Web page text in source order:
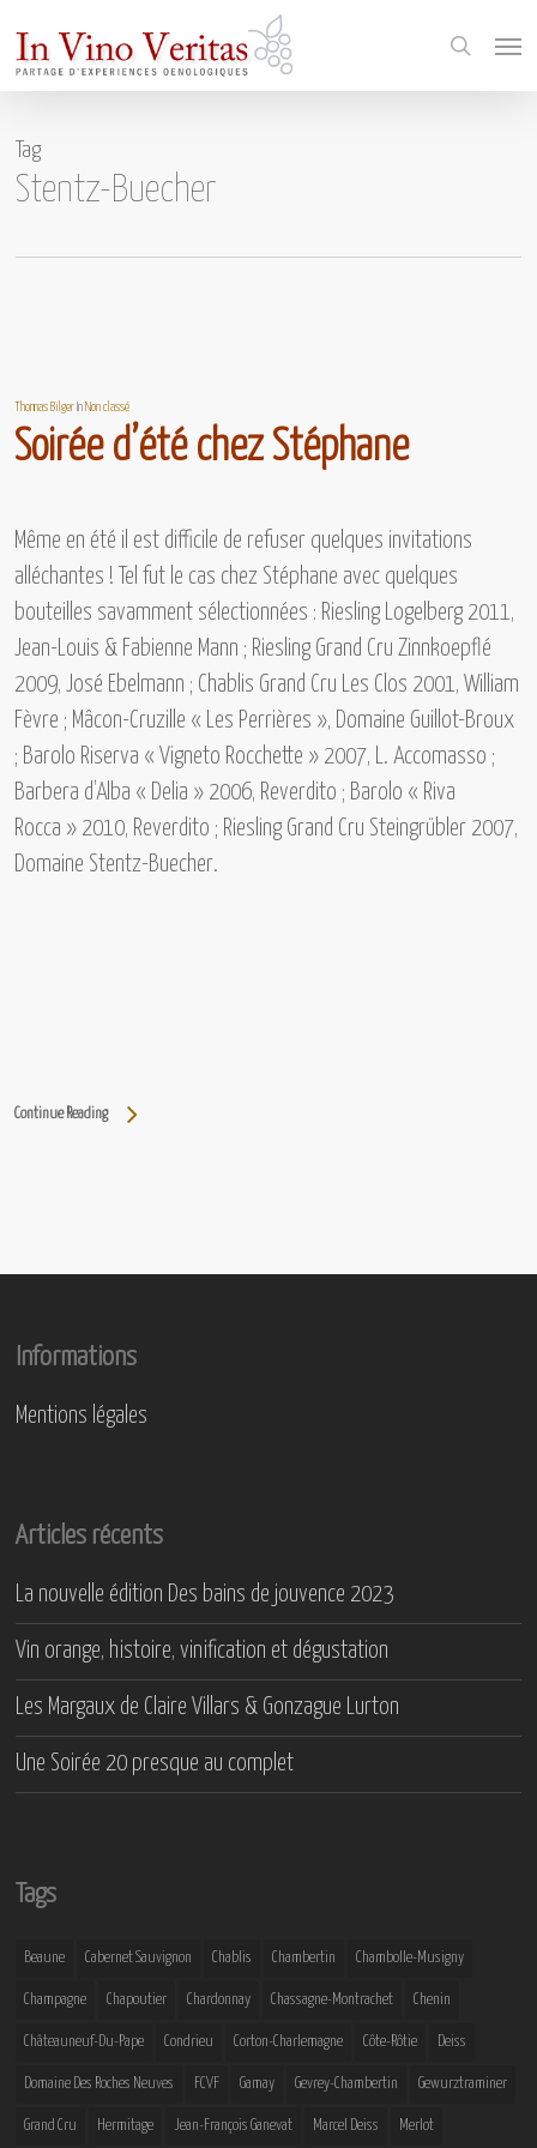
main
search
Tag
Stentz-Buecher
Thomas Bilger InNon classé
Soirée d’été chez Stéphane
Même en été il est difficile de refuser quelques invitations
alléchantes ! Tel fut le cas chez Stéphane avec quelques
bouteilles savamment sélectionnées : Riesling Logelberg 2011,
Jean-Louis & Fabienne Mann ; Riesling Grand Cru Zinnkoepflé
2009, José Ebelmann ; Chablis Grand Cru Les Clos 2001, William
Fèvre ; Mâcon-Cruzille « Les Perrières », Domaine Guillot-Broux
; Barolo Riserva « Vigneto Rocchette » 2007, L. Accomasso ;
Barbera d’Alba « Delia » 2006, Reverdito ; Barolo « Riva
Rocca » 2010, Reverdito ; Riesling Grand Cru Steingrübler 2007,
Domaine Stentz-Buecher.
Continue Reading
Informations
Mentions légales
Articles récents
La nouvelle édition Des bains de jouvence 2023
Vin orange, histoire, vinification et dégustation
Les Margaux de Claire Villars & Gonzague Lurton
Une Soirée 20 presque au complet
Tags
Beaune Cabernet Sauvignon Chablis Chambertin Chambolle-Musigny
Champagne Chapoutier Chardonnay Chassagne-Montrachet Chenin
Châteauneuf-Du-Pape Condrieu Corton-Charlemagne Côte-Rôtie Deiss
Domaine Des Roches Neuves FCVF Gamay Gevrey-Chambertin Gewurztraminer
Grand Cru Hermitage Jean-François Ganevat Marcel Deiss Merlot